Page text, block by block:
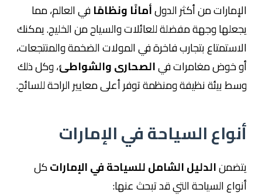
الإمارات من أكثر الدولأمانًا ونظامًافي العالم، مما
يجعلها وجهة مفضلة للعائلات والسياح من الخليج. يمكنك
الاستمتاع بتجارب فاخرة في المولات الضخمة والمنتجعات،
أو خوض مغامرات فيالصحارى والشواطئ، وكل ذلك
وسط بيئة نظيفة ومنظمة توفر أعلى معايير الراحة للسائح.
أنواع السياحة في الإمارات
يتضمنالدليل الشامل للسياحة في الإماراتكل
أنواع السياحة التي قد تبحث عنها: